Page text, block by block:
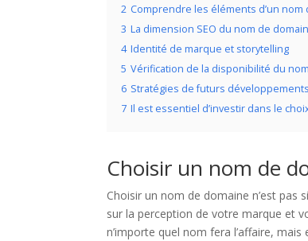
2 Comprendre les éléments d’un nom
3 La dimension SEO du nom de
4 Identité de marque et storytelling
5 Vérification de la disponibilité du
6 Stratégies de futurs
7 Il est essentiel d’investir dans le
Choisir un nom de
Choisir un nom de domaine n’est
sur la perception de votre marque et
n’importe quel nom fera l’affaire,